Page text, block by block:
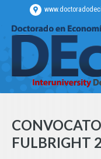
FULBRIGHT